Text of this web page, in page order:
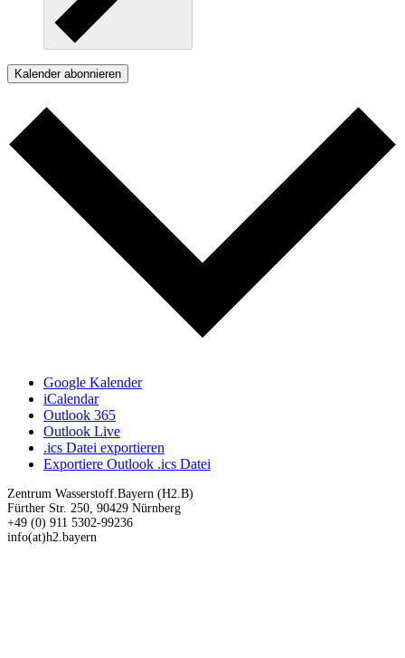
Kalender abonnieren
Google Kalender
iCalendar
Outlook 365
Outlook Live
.ics Datei exportieren
Exportiere Outlook .ics Datei
Zentrum Wasserstoff.Bayern (H2.B)
Fürther Str. 250, 90429 Nürnberg
+49 (0) 911 5302-99236
info(at)h2.bayern